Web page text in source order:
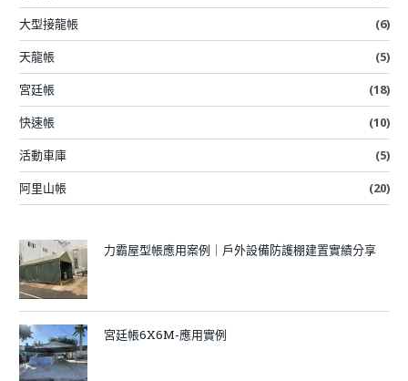
大型接龍帳
(6)
天龍帳
(5)
宮廷帳
(18)
快速帳
(10)
活動車庫
(5)
阿里山帳
(20)
力霸屋型帳應用案例｜戶外設備防護棚建置實績分享
宮廷帳6X6M-應用實例